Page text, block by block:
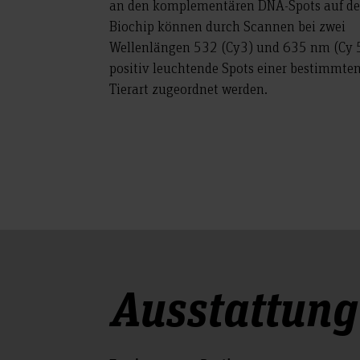
an den komplementären DNA-Spots auf
Biochip können durch Scannen bei zwei
Wellenlängen 532 (Cy3) und 635 nm (Cy
positiv leuchtende Spots einer bestimmten
Tierart zugeordnet werden.
Ausstattung